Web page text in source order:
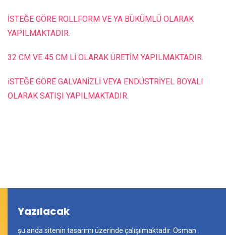
İSTEĞE GÖRE ROLLFORM VE YA BÜKÜMLÜ OLARAK
YAPILMAKTADIR.
32 CM VE 45 CM Lİ OLARAK ÜRETİM YAPILMAKTADIR.
iSTEĞE GÖRE GALVANİZLİ VEYA ENDÜSTRİYEL BOYALI
OLARAK SATIŞI YAPILMAKTADIR.
Yazılacak
şu anda sitenin tasarımı üzerinde çalışılmaktadır. Osman .